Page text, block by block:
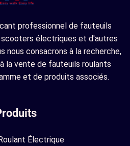
professionnel de fauteuils
électriques et d'autres
nous consacrons à la recherche,
la vente de fauteuils roulants
et de produits associés.
Électrique